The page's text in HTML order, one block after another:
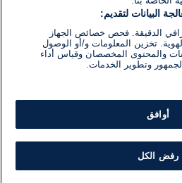
البيانات لتقديم:
الدقيقة. فحص خصائص الجهاز
تخزين المعلومات و/أو الوصول
والمحتوى المخصصان وقياس أداء
وتطوير الخدمات.
أوافق
رفض الكل